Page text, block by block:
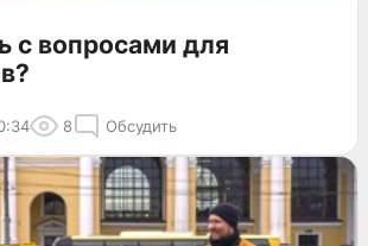
с вопросами для
8 Обсудить